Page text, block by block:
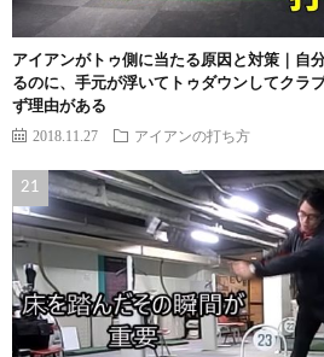
アイアンがトゥ側に当たる原因と対策｜自
るのに、手元が浮いてトゥダウンしてクラ
ず理由がある
2018.11.27 アイアンの打ち方